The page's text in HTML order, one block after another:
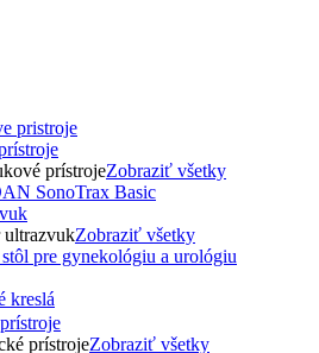
prístrojeZobraziť všetky
ultrazvukZobraziť všetky
kreslá
prístrojeZobraziť všetky